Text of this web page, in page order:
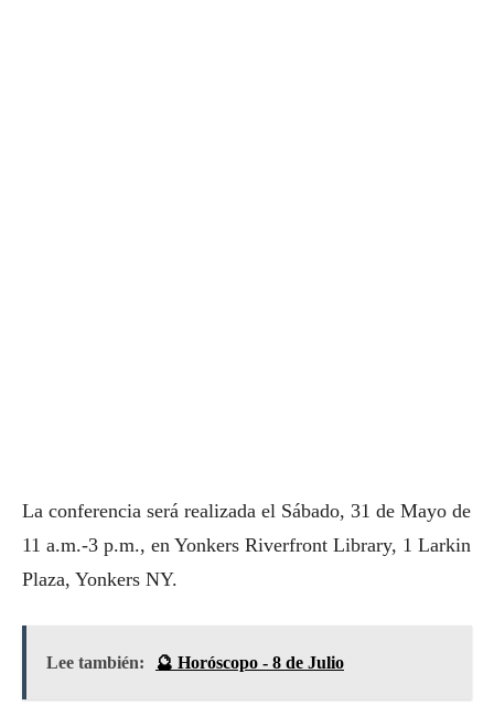
La conferencia será realizada el Sábado, 31 de Mayo de
11 a.m.-3 p.m., en Yonkers Riverfront Library, 1 Larkin
Plaza, Yonkers NY.
Lee también: 🔮 Horóscopo - 8 de Julio